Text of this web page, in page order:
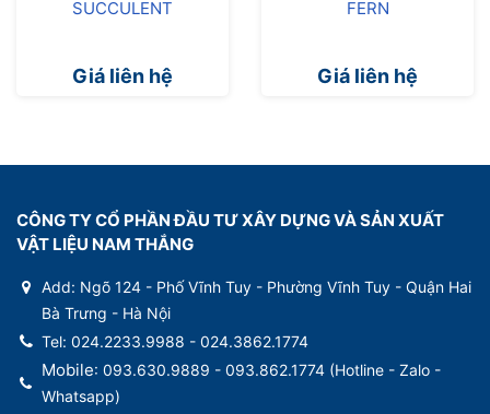
SUCCULENT
Giá liên hệ
FERN
Giá liên hệ
CÔNG TY CỔ PHẦN ĐẦU TƯ XÂY DỰNG VÀ SẢN XUẤT
VẬT LIỆU NAM THẮNG
Add: Ngõ 124 - Phố Vĩnh Tuy - Phường Vĩnh Tuy - Quận Hai
Bà Trưng - Hà Nội
Tel: 024.2233.9988 - 024.3862.1774
Mobile: 093.630.9889 - 093.862.1774 (Hotline - Zalo -
Whatsapp)